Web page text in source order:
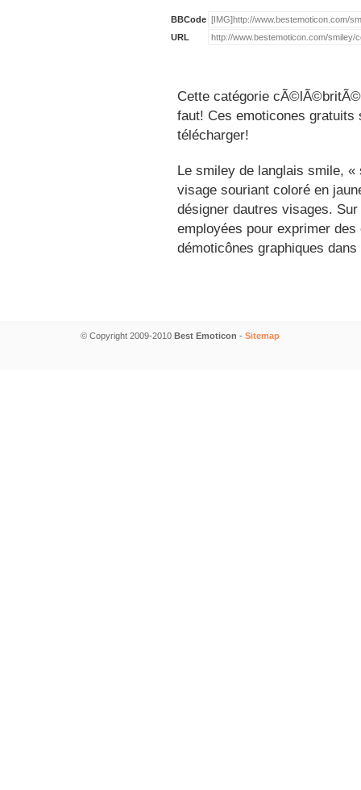
BBCode
URL
Cette catégorie
faut! Ces emoticones
télécharger!
Le smiley de langlais smile,
visage souriant coloré en
désigner dautres visages.
employées pour exprimer
démoticônes graphiques
© Copyright 2009-2010 Best Emoticon - Sitemap